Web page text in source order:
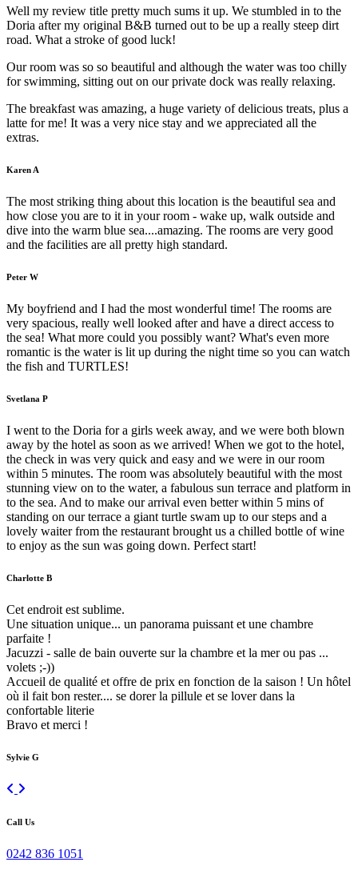
Well my review title pretty much sums it up. We stumbled in to the
Doria after my original B&B turned out to be up a really steep dirt
road. What a stroke of good luck!
Our room was so so beautiful and although the water was too chilly
for swimming, sitting out on our private dock was really relaxing.
The breakfast was amazing, a huge variety of delicious treats, plus a
latte for me! It was a very nice stay and we appreciated all the
extras.
Karen A
The most striking thing about this location is the beautiful sea and
how close you are to it in your room - wake up, walk outside and
dive into the warm blue sea....amazing. The rooms are very good
and the facilities are all pretty high standard.
Peter W
My boyfriend and I had the most wonderful time! The rooms are
very spacious, really well looked after and have a direct access to
the sea! What more could you possibly want? What's even more
romantic is the water is lit up during the night time so you can watch
the fish and TURTLES!
Svetlana P
I went to the Doria for a girls week away, and we were both blown
away by the hotel as soon as we arrived! When we got to the hotel,
the check in was very quick and easy and we were in our room
within 5 minutes. The room was absolutely beautiful with the most
stunning view on to the water, a fabulous sun terrace and platform in
to the sea. And to make our arrival even better within 5 mins of
standing on our terrace a giant turtle swam up to our steps and a
lovely waiter from the restaurant brought us a chilled bottle of wine
to enjoy as the sun was going down. Perfect start!
Charlotte B
Cet endroit est sublime.
Une situation unique... un panorama puissant et une chambre
parfaite !
Jacuzzi - salle de bain ouverte sur la chambre et la mer ou pas ...
volets ;-))
Accueil de qualité et offre de prix en fonction de la saison ! Un hôtel
où il fait bon rester.... se dorer la pillule et se lover dans la
confortable literie
Bravo et merci !
Sylvie G
Previous
The art of accurate language transfer depends on clarity, context and
offer nuance, examples and up-to-date usage notes. Users often look
Call Us
0242 836 1051